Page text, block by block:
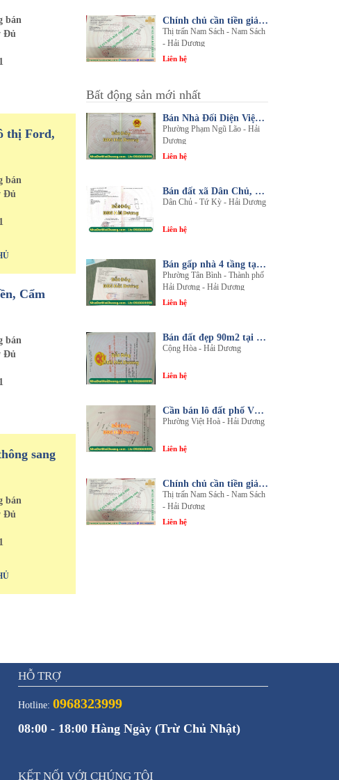
bán
Đủ
thị Ford,
bán
Đủ
Cẩm
bán
Đủ
sang
bán
Đủ
Chính chủ cần tiền giải quyết công việc bán gấp 1 trong 3 lô đất sổ đỏ chính chủ
Thị trấn Nam Sách - Nam Sách
- Hải Dương
Liên hệ
Bất động sản mới nhất
Bán Nhà Đối Diện Viện Đa Khoa Hải Dương - Nội Thất Sang Trọng, Tiện Nghi
Phường Phạm Ngũ Lão - Hải
Dương
Liên hệ
Bán đất xã Dân Chủ, Tứ Kỳ, Hải Dương - Diện tích 214m2 - Mặt tiền 8.5m - nhadathaiduong.com
Dân Chủ - Tứ Kỳ - Hải Dương
Liên hệ
Bán gấp nhà 4 tầng tại khu đô thị An Phú 2 - Nội thất gỗ lim sang trọng
Phường Tân Bình - Thành phố
Hải Dương - Hải Dương
Liên hệ
Bán đất đẹp 90m2 tại thôn An Điền, xã Cộng Hòa, huyện Nam Sách, tỉnh Hải Dương
Cộng Hòa - Hải Dương
Liên hệ
Cần bán lô đất phố Văn, phường Việt Hòa, thành phố Hải Dương
Phường Việt Hoà - Hải Dương
Liên hệ
Chính chủ cần tiền giải quyết công việc bán gấp 1 trong 3 lô đất sổ đỏ chính chủ
Thị trấn Nam Sách - Nam Sách
- Hải Dương
Liên hệ
HỖ TRỢ
Hotline: 0968323999
08:00 - 18:00 Hàng Ngày (Trừ Chủ Nhật)
KẾT NỐI VỚI CHÚNG TÔI